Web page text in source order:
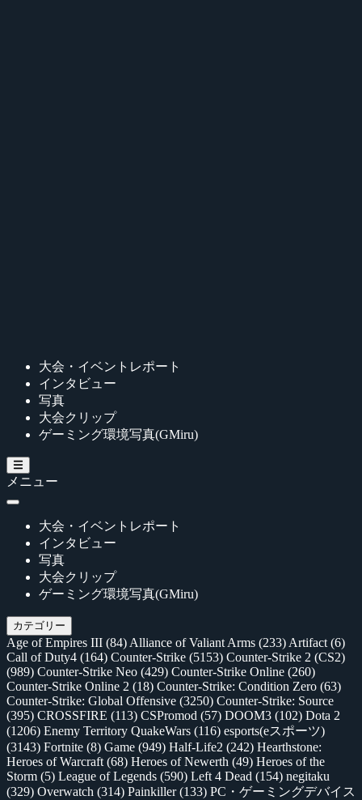
大会・イベントレポート
インタビュー
写真
大会クリップ
ゲーミング環境写真(GMiru)
メニュー
大会・イベントレポート
インタビュー
写真
大会クリップ
ゲーミング環境写真(GMiru)
カテゴリー
Age of Empires III (84) Alliance of Valiant Arms (233) Artifact (6)
Call of Duty4 (164) Counter-Strike (5153) Counter-Strike 2 (CS2)
(989) Counter-Strike Neo (429) Counter-Strike Online (260)
Counter-Strike Online 2 (18) Counter-Strike: Condition Zero (63)
Counter-Strike: Global Offensive (3250) Counter-Strike: Source
(395) CROSSFIRE (113) CSPromod (57) DOOM3 (102) Dota 2
(1206) Enemy Territory QuakeWars (116) esports(eスポーツ)
(3143) Fortnite (8) Game (949) Half-Life2 (242) Hearthstone:
Heroes of Warcraft (68) Heroes of Newerth (49) Heroes of the
Storm (5) League of Legends (590) Left 4 Dead (154) negitaku
(329) Overwatch (314) Painkiller(133) PC・ゲーミングデバイス